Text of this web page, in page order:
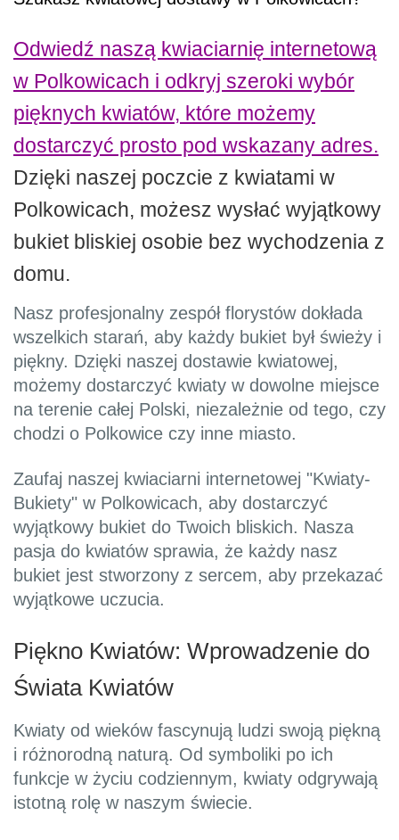
Odwiedź naszą kwiaciarnię internetową
w Polkowicach i odkryj szeroki wybór
pięknych kwiatów, które możemy
dostarczyć prosto pod wskazany adres.
Dzięki naszej poczcie z kwiatami w
Polkowicach, możesz wysłać wyjątkowy
bukiet bliskiej osobie bez wychodzenia z
domu.
Nasz profesjonalny zespół florystów dokłada
wszelkich starań, aby każdy bukiet był świeży i
piękny. Dzięki naszej dostawie kwiatowej,
możemy dostarczyć kwiaty w dowolne miejsce
na terenie całej Polski, niezależnie od tego, czy
chodzi o Polkowice czy inne miasto.
Zaufaj naszej kwiaciarni internetowej "Kwiaty-
Bukiety" w Polkowicach, aby dostarczyć
wyjątkowy bukiet do Twoich bliskich. Nasza
pasja do kwiatów sprawia, że każdy nasz
bukiet jest stworzony z sercem, aby przekazać
wyjątkowe uczucia.
Piękno Kwiatów: Wprowadzenie do
Świata Kwiatów
Kwiaty od wieków fascynują ludzi swoją piękną
i różnorodną naturą. Od symboliki po ich
funkcje w życiu codziennym, kwiaty odgrywają
istotną rolę w naszym świecie.